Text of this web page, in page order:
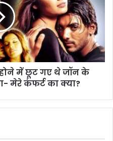
में छूट गए थे जॉन के
मेरे कंफर्ट का क्या?